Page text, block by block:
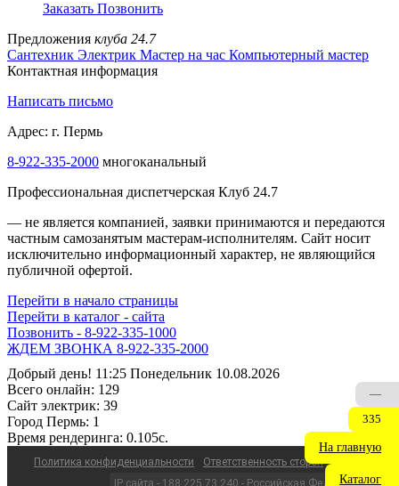
Заказать Позвонить
Предложения клуба 24.7
Сантехник Электрик Мастер на час Компьютерный мастер
Контактная информация
Написать письмо
Адрес: г. Пермь
8-922-335-2000 многоканальный
Профессиональная диспетчерская Клуб 24.7
— не является компанией, заявки принимаются и передаются
частным самозанятым мастерам‑исполнителям. Сайт носит
исключительно информационный характер, не являющийся
публичной офертой.
Перейти в начало страницы
Перейти в каталог - сайта
Позвонить - 8-922-335-1000
ЖДЕМ ЗВОНКА 8-922-335-2000
Добрый день! 11:25 Понедельник 10.08.2026
Всего онлайн: 129
Сайт электрик: 39
Город Пермь: 1
Время рендеринга: 0.105c.
Политика конфиденциальности
Ответственность сторон
—
335
На главную
Каталог